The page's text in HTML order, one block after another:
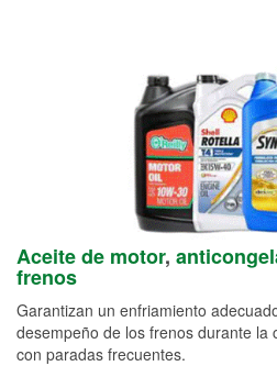
Aceite de motor,
frenos
Garantizan un enfriamiento
desempeño de los frenos durante la
con paradas frecuentes.